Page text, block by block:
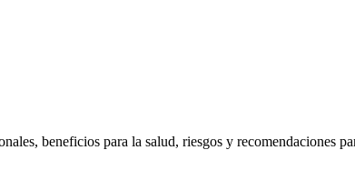
beneficios para la salud, riesgos y recomendaciones